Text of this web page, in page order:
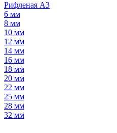
Рифленая А3
6 мм
8 мм
10 мм
12 мм
14 мм
16 мм
18 мм
20 мм
22 мм
25 мм
28 мм
32 мм